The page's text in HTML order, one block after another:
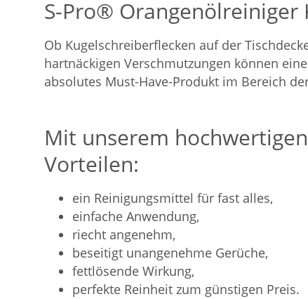
S-Pro®
Ob Kugelschreiberflecken auf der
hartnäckigen Verschmutzungen können
absolutes Must-Have-Produkt im Bereich
Mit unserem
Vorteilen:
ein Reinigungsmittel für fast alles,
einfache Anwendung,
riecht angenehm,
beseitigt unangenehme Gerüche,
fettlösende Wirkung,
perfekte Reinheit zum günstigen Preis.